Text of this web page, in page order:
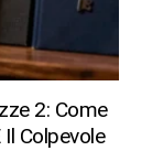
2: Come
Colpevole